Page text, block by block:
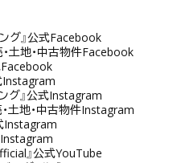
グ』公式Facebook
土地・中古物件Facebook
Facebook
Instagram
グ』公式Instagram
土地・中古物件Instagram
Instagram
Instagram
』公式YouTube